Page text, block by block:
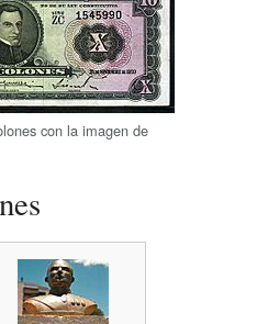
con la imagen de